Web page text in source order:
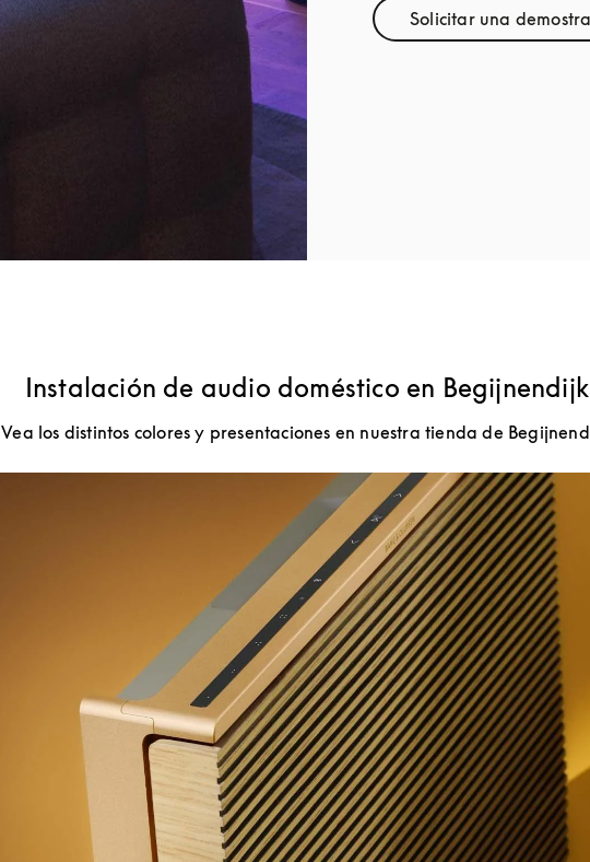
Solicitar una Link
Instalación de audio doméstico en Begijnendijk
Vea los distintos colores y presentaciones en nuestra tienda de